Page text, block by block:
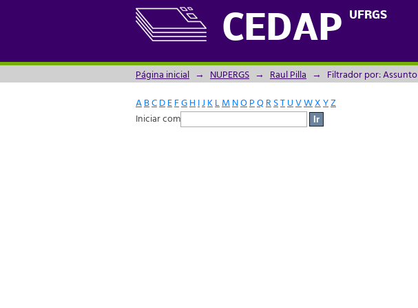
CEDAP UFRGS
Filtrador por: Assunto
Página inicial → NUPERGS → Raul Pilla → Filtrador por: Assunto
ABCDEFGH IJ KLM NOPQRSTUVWXYZ
Iniciar com